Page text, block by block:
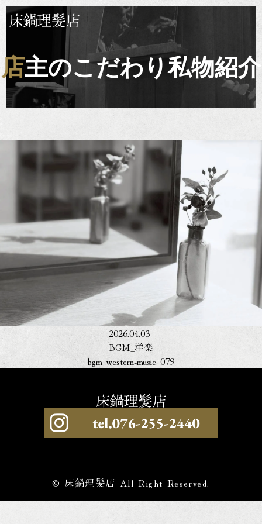
店主のこだわり私物紹介
2026.04.03
BGM_洋楽
bgm_western-music_079
© 床鍋理髪店 All Right Reserved.